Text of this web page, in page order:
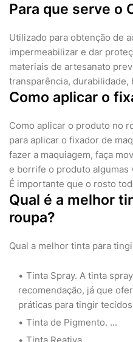
Para que serve o
Utilizado para obtenção de
impermeabilizar e dar
materiais de artesanato
transparência, durabilidade,
Como aplicar o
Como aplicar o produto no
para aplicar o fixador de
fazer a maquiagem, faça
e borrife o produto algumas
É importante que o rosto
Qual é a melhor
roupa?
Qual a melhor tinta para
Tinta Spray. A tinta
recomendação, já que
práticas para tingir
Tinta de Pigmento. ...